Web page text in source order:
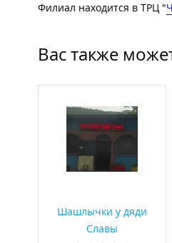
Филиал находится в ТРЦ "
Вас также
Шашлычки у дяди
Славы